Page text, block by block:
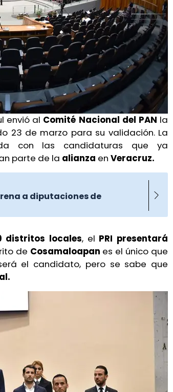
envió al Comité Nacional del PAN la
23 de marzo para su validación. La
con las candidaturas que ya
parte de la alianza en Veracruz.
a diputaciones de
distritos locales, el PRI presentará
de Cosamaloapan es el único que
el candidato, pero se sabe que